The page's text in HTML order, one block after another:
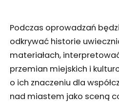
Podczas oprowadzań
odkrywać historie
materiałach,
przemian miejskich i
o ich znaczeniu dla
nad miastem jako sceną